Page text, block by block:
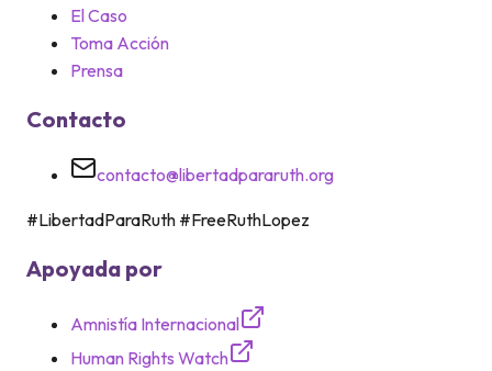
El Caso
Toma Acción
Prensa
Contacto
contacto@libertadpararuth.org
#LibertadParaRuth #FreeRuthLopez
Apoyada por
Amnistía Internacional
Human Rights Watch